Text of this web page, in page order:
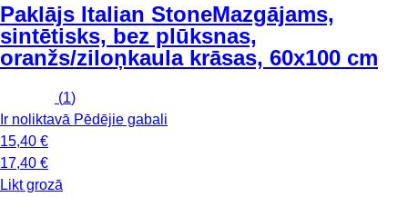
Paklājs Italian StoneMazgājams,
sintētisks, bez plūksnas,
oranžs/ziloņkaula krāsas, 60x100 cm
(1)
Ir noliktavā Pēdējie gabali
15,40 €
17,40 €
Likt grozā